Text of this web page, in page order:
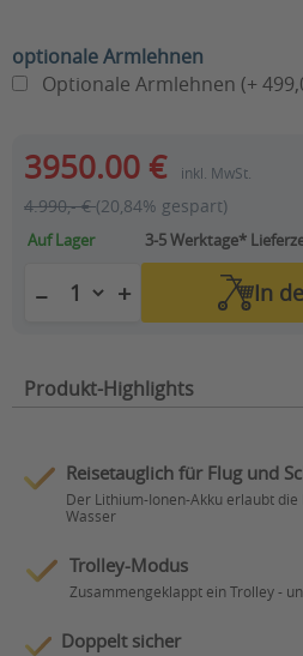
optionale Armlehnen
Optionale Armlehnen (+
3950.00 € inkl. MwSt.
4.990,- €(20,84% gespart)
Auf Lager 3-5 Werktage*
− + In
Produkt-Highlights
Reisetauglich für Flug und
Der Lithium-Ionen-Akku erlaubt
Wasser
Trolley-Modus
Zusammengeklappt ein Trolley -
Doppelt sicher